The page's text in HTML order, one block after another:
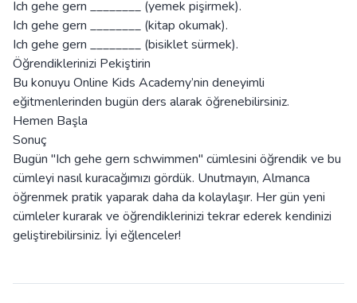
Ich gehe gern ________ (yemek pişirmek).
Ich gehe gern ________ (kitap okumak).
Ich gehe gern ________ (bisiklet sürmek).
Öğrendiklerinizi Pekiştirin
Bu konuyu Online Kids Academy’nin deneyimli
eğitmenlerinden bugün ders alarak öğrenebilirsiniz.
Hemen Başla
Sonuç
Bugün "Ich gehe gern schwimmen" cümlesini öğrendik ve bu
cümleyi nasıl kuracağımızı gördük. Unutmayın, Almanca
öğrenmek pratik yaparak daha da kolaylaşır. Her gün yeni
cümleler kurarak ve öğrendiklerinizi tekrar ederek kendinizi
geliştirebilirsiniz. İyi eğlenceler!